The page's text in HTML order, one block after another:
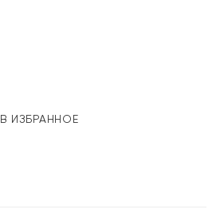
В ИЗБРАННОЕ